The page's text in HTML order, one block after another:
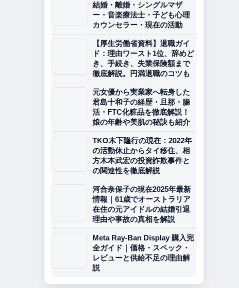
結婚・離婚・シングルマザ
ー・音楽療法士・子ども心理
カウンセラー・現在の活動
【厚生労働省資料】退職ガイ
ド：理由ワースト1位、辞めど
き、手続き、失業保険額まで
徹底解説。円満退職のコツも
元女優から実業家へ転身した
君島十和子の経歴・旦那・腸
活・FTC化粧品を徹底解説！
娘の年齢や美肌の秘訣も紹介
TKO木下隆行の現在：2022年
の活動休止からタイ移住、相
方木本武宏の投資詐欺事件と
の関連性を徹底解説
河合奈保子の現在2025年最新
情報｜61歳でオーストラリア
在住の元アイドルの結婚引退
理由や事故の真相を解説
Meta Ray-Ban Display 購入完
全ガイド｜価格・スペック・
レビューと供給不足の理由解
説